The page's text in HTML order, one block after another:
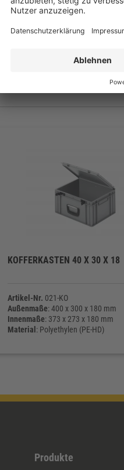
2.820 g
- 40°C bis + 70°C
KOFFERKASTEN 40 X 30 X 18
Artikel-Nr. 021-KO
Außenmaße: 400 x 300 x 180 mm
Innenmaße: 373 x 273 x 180 mm
Material : Polyethylen (PE-HD)
Produkte